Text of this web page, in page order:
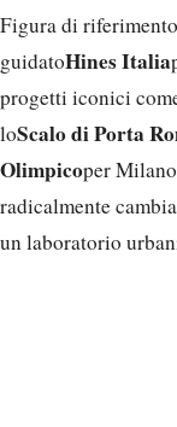
Figura di
guidatoHines Italia
progetti iconici
loScalo di Porta
Olimpicoper
radicalmente
un laboratorio